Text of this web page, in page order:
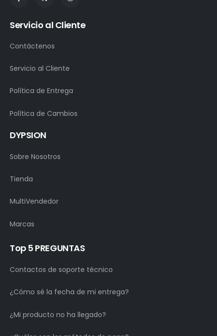
Servicio al Cliente
Contáctenos
Servicio al Cliente
Política de Entrega
Política de Cambios
DYPSION
Sobre Nosotros
Tienda
MultiVendedor
Marcas
Top 5 PREGUNTAS
Contactos de soporte técnico
¿Cómo sé la fecha de mi entrega?
¿Mi producto no ha llegado?